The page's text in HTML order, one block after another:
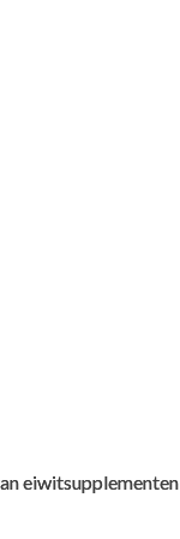
eiwitsupplementen
vinden hem
ik ben bereid
trigger